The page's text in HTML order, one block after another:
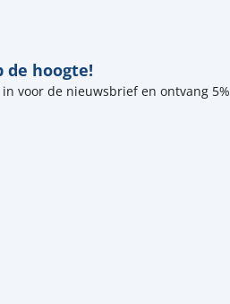
de hoogte!
voor de nieuwsbrief en ontvang 5%